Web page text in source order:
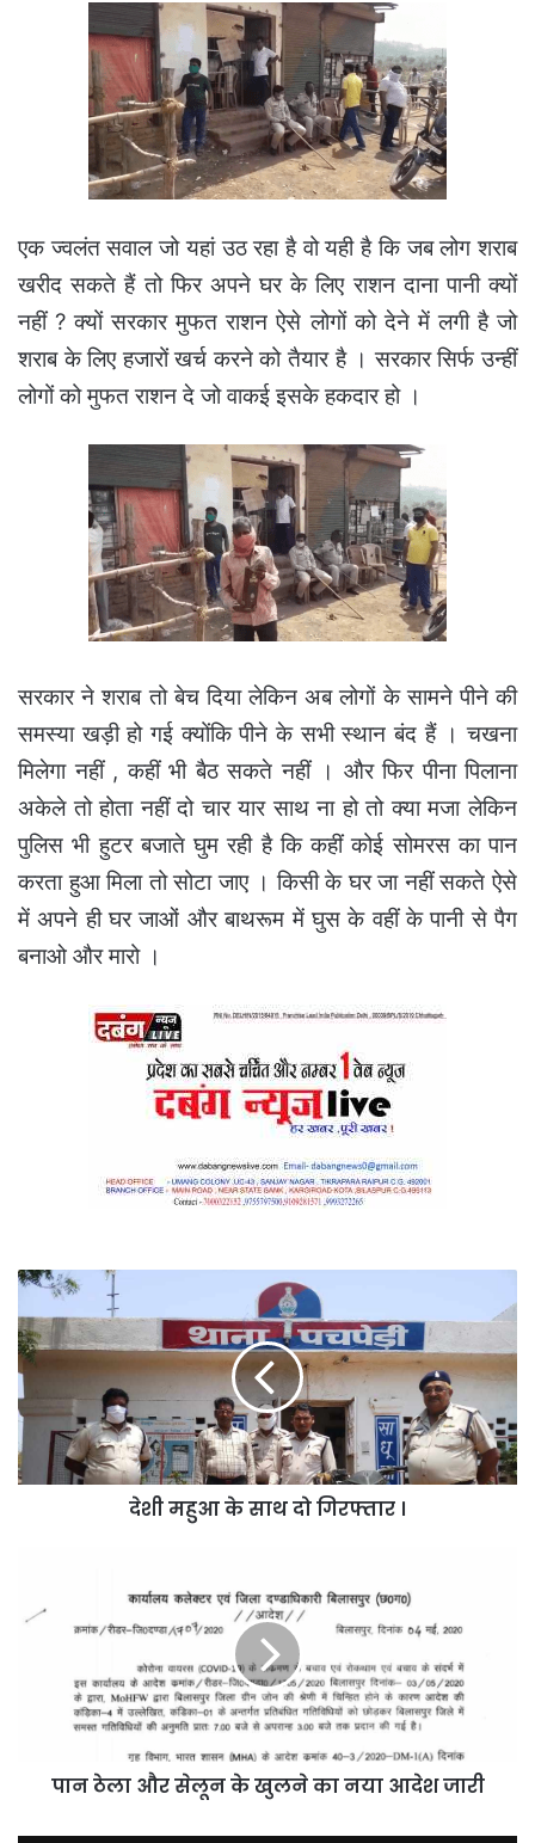
एक ज्वलंत सवाल जो यहां उठ रहा है वो यही है कि जब लोग शराब
खरीद सकते हैं तो फिर अपने घर के लिए राशन दाना पानी क्यों
नहीं ? क्यों सरकार मुफत राशन ऐसे लोगों को देने में लगी है जो
शराब के लिए हजारों खर्च करने को तैयार है । सरकार सिर्फ उन्हीं
लोगों को मुफत राशन दे जो वाकई इसके हकदार हो ।
सरकार ने शराब तो बेच दिया लेकिन अब लोगों के सामने पीने की
समस्या खड़ी हो गई क्योंकि पीने के सभी स्थान बंद हैं । चखना
मिलेगा नहीं , कहीं भी बैठ सकते नहीं । और फिर पीना पिलाना
अकेले तो होता नहीं दो चार यार साथ ना हो तो क्या मजा लेकिन
पुलिस भी हुटर बजाते घुम रही है कि कहीं कोई सोमरस का पान
करता हुआ मिला तो सोटा जाए । किसी के घर जा नहीं सकते ऐसे
में अपने ही घर जाओं और बाथरूम में घुस के वहीं के पानी से पैग
बनाओ और मारो ।
देशी
के
साथ
दो
गिरफ्तार
।
देशी महुआ के साथ दो गिरफ्तार ।
पान ठेला और सेलून के खुलने का नया आदेश जारी